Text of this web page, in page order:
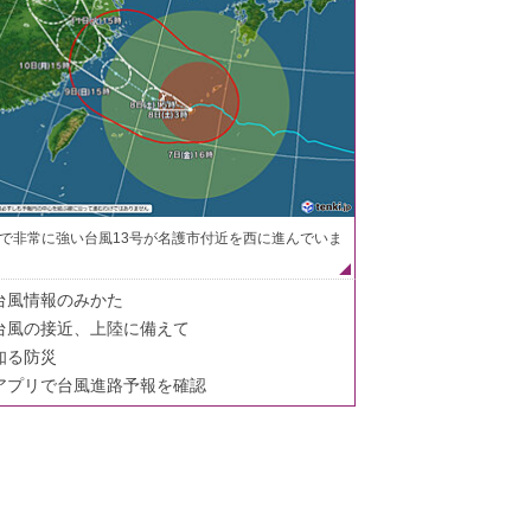
非常に強い台風13号が名護市付近を西に進んでいま
風情報のみかた
風の接近、上陸に備えて
る防災
プリで台風進路予報を確認